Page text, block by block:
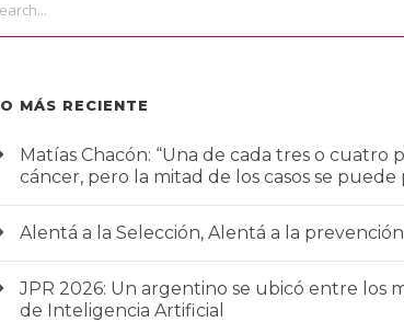
MÁS RECIENTE
Matías Chacón: “Una de cada tres o cuatro
cáncer, pero la mitad de los casos se puede
Alentá a la Selección, Alentá a la prevención
JPR 2026: Un argentino se ubicó entre los
de Inteligencia Artificial